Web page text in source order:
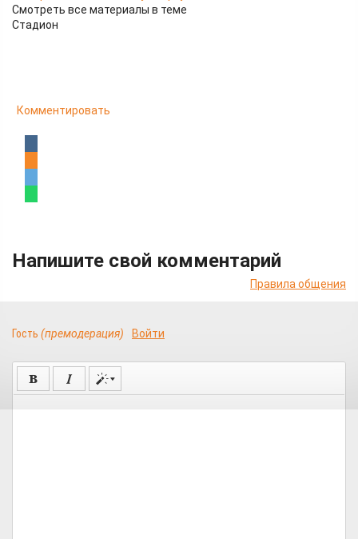
Смотреть все материалы в теме
Стадион
Комментировать
Напишите свой комментарий
Правила общения
Гость (премодерация) Войти